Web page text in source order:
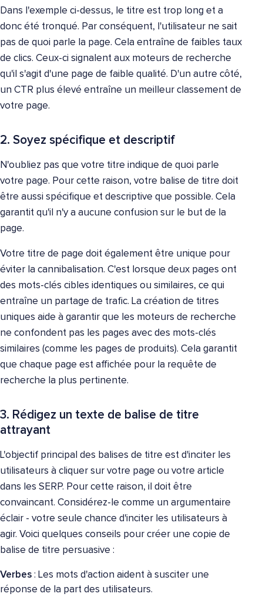
Dans l'exemple ci-dessus, le titre est trop long et a
donc été tronqué. Par conséquent, l'utilisateur ne sait
pas de quoi parle la page. Cela entraîne de faibles taux
de clics. Ceux-ci signalent aux moteurs de recherche
qu'il s'agit d'une page de faible qualité. D'un autre côté,
un CTR plus élevé entraîne un meilleur classement de
votre page.
2. Soyez spécifique et descriptif
N'oubliez pas que votre titre indique de quoi parle
votre page. Pour cette raison, votre balise de titre doit
être aussi spécifique et descriptive que possible. Cela
garantit qu'il n'y a aucune confusion sur le but de la
page.
Votre titre de page doit également être unique pour
éviter la cannibalisation. C'est lorsque deux pages ont
des mots-clés cibles identiques ou similaires, ce qui
entraîne un partage de trafic. La création de titres
uniques aide à garantir que les moteurs de recherche
ne confondent pas les pages avec des mots-clés
similaires (comme les pages de produits). Cela garantit
que chaque page est affichée pour la requête de
recherche la plus pertinente.
3. Rédigez un texte de balise de titre
attrayant
L'objectif principal des balises de titre est d'inciter les
utilisateurs à cliquer sur votre page ou votre article
dans les SERP. Pour cette raison, il doit être
convaincant. Considérez-le comme un argumentaire
éclair - votre seule chance d'inciter les utilisateurs à
agir. Voici quelques conseils pour créer une copie de
balise de titre persuasive :
Verbes : Les mots d'action aident à susciter une
réponse de la part des utilisateurs.